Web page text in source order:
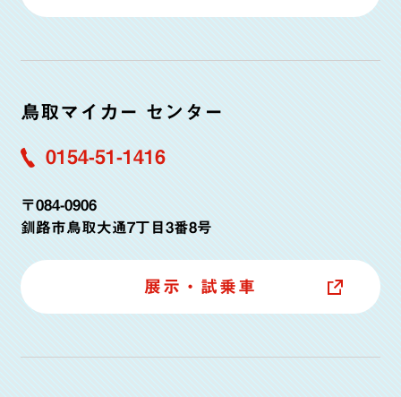
鳥取マイカー センター
0154-51-1416
〒084-0906
釧路市鳥取大通7丁目3番8号
展示・試乗車